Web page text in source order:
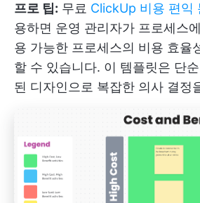
프로 팁: 무료 ClickUp 비용 편익
용하면 운영 관리자가 프로세스
용 가능한 프로세스의 비용 효율
할 수 있습니다. 이 템플릿은 단
된 디자인으로 복잡한 의사 결정